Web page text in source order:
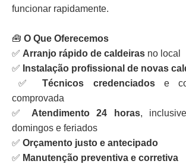
funcionar rapidamente.
🧰 O Que Oferecemos
✅ Arranjo rápido de caldeiras no local
✅ Instalação profissional de novas
✅Técnicos credenciadose
comprovada
✅ Atendimento 24 horas,
domingos e feriados
✅ Orçamento justo e antecipado
✅ Manutenção preventiva e corretiva